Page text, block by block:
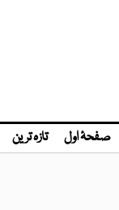
صفحۂ اول تازہ ترین